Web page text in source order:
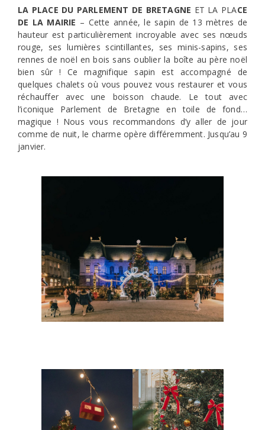
LA PLACE DU PARLEMENT DE BRETAGNE ET LA PLACE
DE LA MAIRIE – Cette année, le sapin de 13 mètres de
hauteur est particulièrement incroyable avec ses nœuds
rouge, ses lumières scintillantes, ses minis-sapins, ses
rennes de noël en bois sans oublier la boîte au père noël
bien sûr ! Ce magnifique sapin est accompagné de
quelques chalets où vous pouvez vous restaurer et vous
réchauffer avec une boisson chaude. Le tout avec
l’iconique Parlement de Bretagne en toile de fond…
magique ! Nous vous recommandons d’y aller de jour
comme de nuit, le charme opère différemment. Jusqu’au 9
janvier.